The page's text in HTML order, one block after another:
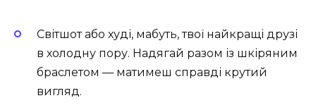
Світшот або худі, мабуть, твої найкращі друзі
в холодну пору. Надягай разом із шкіряним
браслетом — матимеш справді крутий
вигляд.